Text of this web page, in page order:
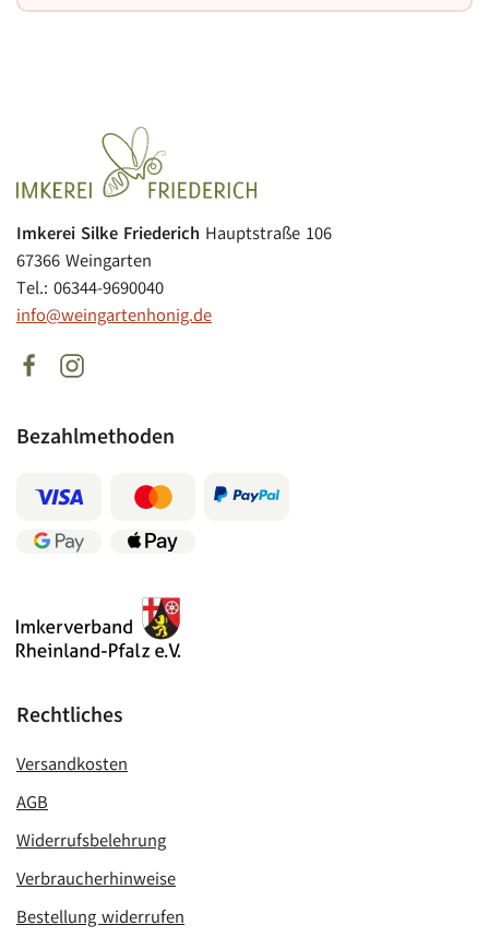
Imkerei Silke Friederich Hauptstraße 106
67366 Weingarten
Tel.: 06344-9690040
info@weingartenhonig.de
Bezahlmethoden
Rechtliches
Versandkosten
AGB
Widerrufsbelehrung
Verbraucherhinweise
Bestellung widerrufen